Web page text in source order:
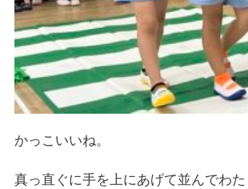
かっこいいね。
真っ直ぐに手を上にあげて並んでわた